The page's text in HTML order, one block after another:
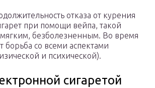
отказа от курения
при помощи вейпа, такой
безболезненным. Во время
борьба со всеми аспектами
и психической).
сигаретой